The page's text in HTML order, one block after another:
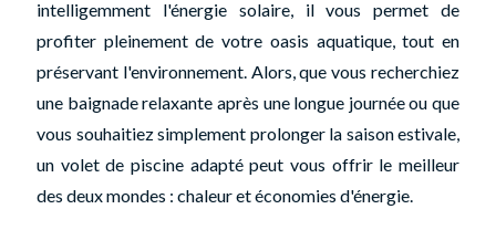
intelligemment l'énergie solaire, il vous permet de
profiter pleinement de votre oasis aquatique, tout en
préservant l'environnement. Alors, que vous recherchiez
une baignade relaxante après une longue journée ou que
vous souhaitiez simplement prolonger la saison estivale,
un volet de piscine adapté peut vous offrir le meilleur
des deux mondes : chaleur et économies d'énergie.